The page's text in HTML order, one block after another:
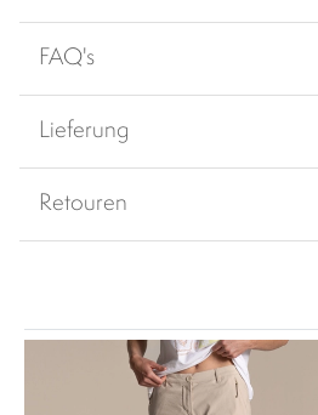
FAQ's
Lieferung
Retouren